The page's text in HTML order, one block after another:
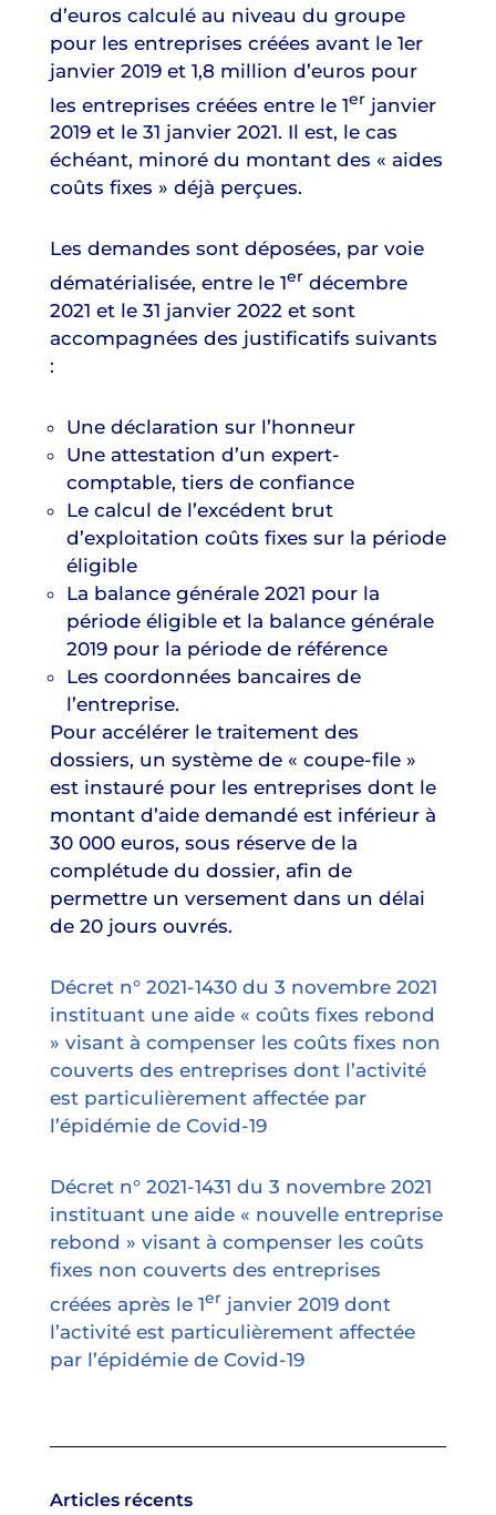
d’euros calculé au niveau du groupe
pour les entreprises créées avant le 1er
janvier 2019 et 1,8 million d’euros pour
les entreprises créées entre le 1er janvier
2019 et le 31 janvier 2021. Il est, le cas
échéant, minoré du montant des « aides
coûts fixes » déjà perçues.
Les demandes sont déposées, par voie
dématérialisée, entre le 1er décembre
2021 et le 31 janvier 2022 et sont
accompagnées des justificatifs suivants
:
Une déclaration sur l’honneur
Une attestation d’un expert-
comptable, tiers de confiance
Le calcul de l’excédent brut
d’exploitation coûts fixes sur la période
éligible
La balance générale 2021 pour la
période éligible et la balance générale
2019 pour la période de référence
Les coordonnées bancaires de
l’entreprise.
Pour accélérer le traitement des
dossiers, un système de « coupe-file »
est instauré pour les entreprises dont le
montant d’aide demandé est inférieur à
30 000 euros, sous réserve de la
complétude du dossier, afin de
permettre un versement dans un délai
de 20 jours ouvrés.
Décret n° 2021-1430 du 3 novembre 2021
instituant une aide « coûts fixes rebond
» visant à compenser les coûts fixes non
couverts des entreprises dont l’activité
est particulièrement affectée par
l’épidémie de Covid-19
Décret n° 2021-1431 du 3 novembre 2021
instituant une aide « nouvelle entreprise
rebond » visant à compenser les coûts
fixes non couverts des entreprises
créées après le 1er janvier 2019 dont
l’activité est particulièrement affectée
par l’épidémie de Covid-19
Articles récents